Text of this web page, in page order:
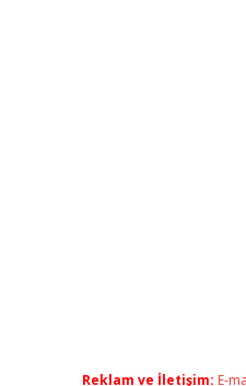
Reklam ve İletişim: E-